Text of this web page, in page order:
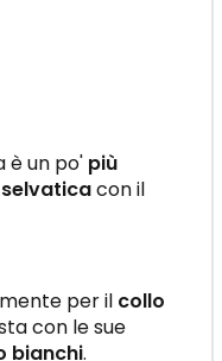
è un po' più
con il
per il collo
con le sue
bianchi.